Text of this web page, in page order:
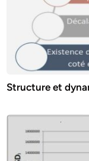
Structure et